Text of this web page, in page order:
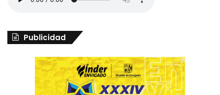
Publicidad